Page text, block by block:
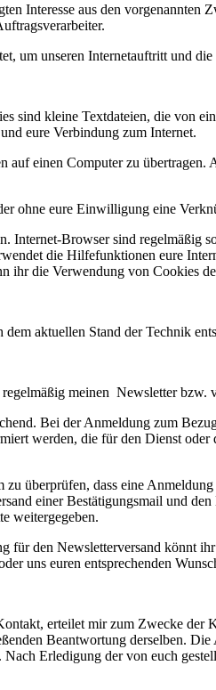
Interesse aus den
um unseren Internetauftritt und
sind kleine Textdateien, die von
eure Verbindung zum Internet.
einen Computer zu
ohne eure Einwilligung eine
Internet-Browser sind regelmäßig
die Hilfefunktionen eure
ihr die Verwendung von Cookies
aktuellen Stand der Technik
meinen Newsletter bzw.
Bei der Anmeldung zum
werden, die für den Dienst
überprüfen, dass eine
einer Bestätigungsmail und
weitergegeben.
den Newsletterversand könnt
uns euren entsprechenden
erteilet mir zum Zwecke
Beantwortung derselben.
Erledigung der von euch